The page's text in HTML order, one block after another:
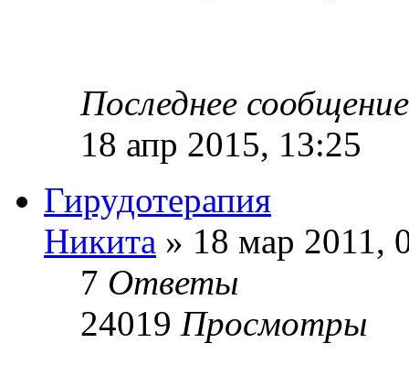
Последнее
18 апр 2015, 13:25
Гирудотерапия
Никита » 18 мар 2011,
7 Ответы
24019 Просмотры